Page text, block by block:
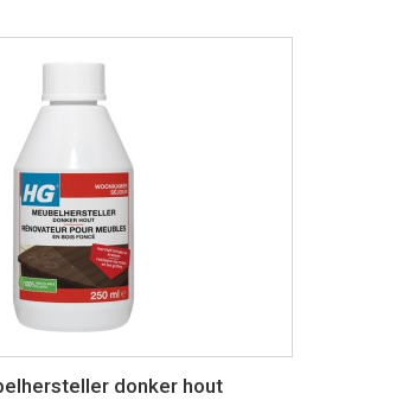
donker hout